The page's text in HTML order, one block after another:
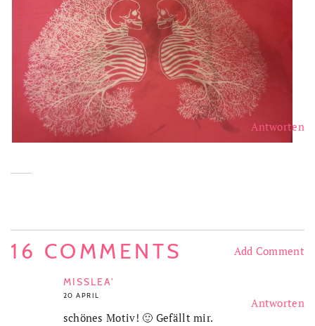
16 COMMENTS Add Comment
MISSLEA'
20 APRIL
Antworten
schönes Motiv! 🙂 Gefällt mir.
Antworten